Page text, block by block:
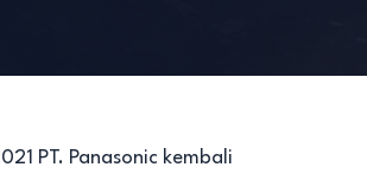
PT. Panasonic kembali